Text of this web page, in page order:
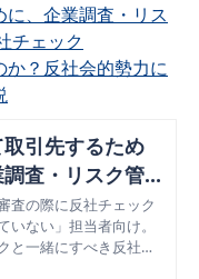
、企業調査・リス
チェック
？反社会的勢力に
引先するため
査・リスク管理
う 今から始める
ク
査の際に反社チェック
いない」担当者向け。
と一緒にすべき反社チ
をテーマに、22年3月2